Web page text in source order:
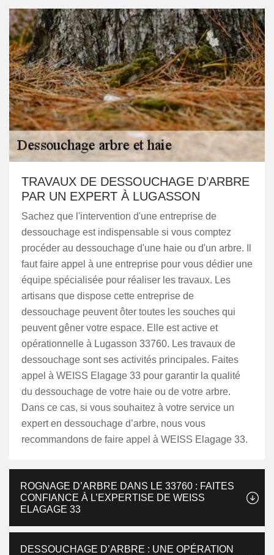
TRAVAUX DE DESSOUCHAGE D’ARBRE
PAR UN EXPERT À LUGASSON
Sachez que l'intervention d'une entreprise de
dessouchage est indispensable si vous comptez
procéder au dessouchage d'une haie ou d'un arbre. Il
faut faire appel à une entreprise pour vous dédier une
équipe spécialisée pour réaliser les travaux. Les
artisans que dispose cette entreprise de
dessouchage peuvent ôter toutes les souches qui
peuvent gêner votre espace. Elle est active et
opérationnelle à Lugasson 33760. Les travaux de
dessouchage sont ses activités principales. Faites
appel à WEISS Elagage 33 pour garantir la qualité
du dessouchage de votre haie ou de votre arbre.
Dans ce cas, si vous souhaitez à votre service un
expert en dessouchage d’arbre, nous vous
recommandons de faire appel à WEISS Elagage 33.
ROGNAGE D’ARBRE DANS LE 33760 : FAITES
CONFIANCE À L’EXPERTISE DE WEISS
ELAGAGE 33
DESSOUCHAGE D’ARBRE : UNE OPÉRATION